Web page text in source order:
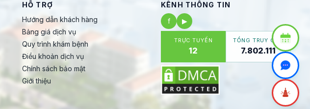
HỖ TRỢ
Hướng dẫn khách hàng
Bảng giá dịch vụ
Quy trình khám bệnh
Điều khoản dịch vụ
Chính sách bảo mật
Giới thiệu
KÊNH THÔNG TIN
f
▶
TRỰC TUYẾN
12
TỔNG TRUY CẬP
7.802.111